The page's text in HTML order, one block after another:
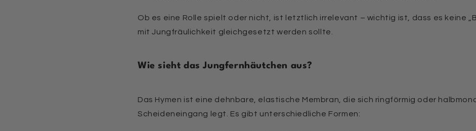
Ob es eine Rolle spielt oder nicht, ist letztlich irrelevant – wichtig ist, dass es keine
mit Jungfräulichkeit gleichgesetzt werden sollte.
Wie sieht das Jungfernhäutchen aus?
Das Hymen ist eine dehnbare, elastische Membran, die sich ringförmig oder
Scheideneingang legt. Es gibt unterschiedliche Formen: